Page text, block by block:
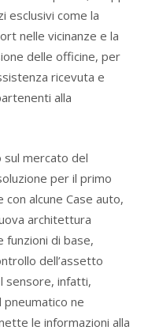
esclusivi come la
nelle vicinanze e la
delle officine, per
ricevuta e
alla
sul mercato del
per il primo
alcune Case auto,
architettura
funzioni di base,
dell’assetto
sensore, infatti,
ne
le informazioni alla